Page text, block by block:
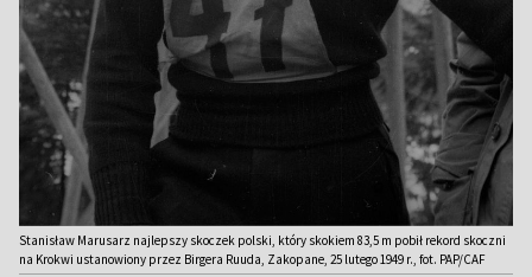
Stanisław Marusarz najlepszy skoczek polski, który skokiem 83,5 m pobił rekord skoczni
na Krokwi ustanowiony przez Birgera Ruuda, Zakopane, 25 lutego 1949 r., fot. PAP/CAF